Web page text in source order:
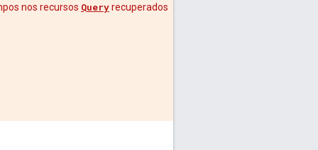
nos recursos Queryrecuperados